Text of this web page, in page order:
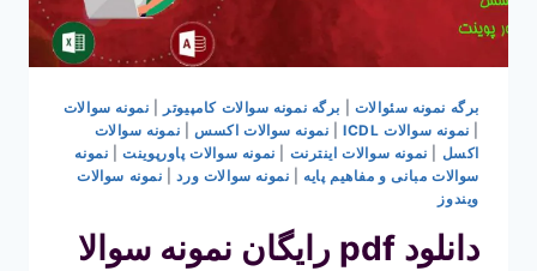
برگه نمونه سئوالات برگه نمونه سوالات کامپیوتر
نمونه سوالات
نمونه سوالات ICDL | نمونه سوالات اکسس
نمونه سوالات
اکسل
نمونه سوالات اینترنت نمونه سوالات پاورپوینت| نمونه
سوالات مبانی و مفاهیم پایه
نمونه سوالات ورد| نمونه سوالات
ویندوز
دانلود pdf رایگان نمونه سوالا